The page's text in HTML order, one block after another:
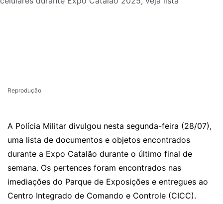
Reprodução
A Polícia Militar divulgou nesta segunda-feira (28/07),
uma lista de documentos e objetos encontrados
durante a Expo Catalão durante o último final de
semana. Os pertences foram encontrados nas
imediações do Parque de Exposições e entregues ao
Centro Integrado de Comando e Controle (CICC).